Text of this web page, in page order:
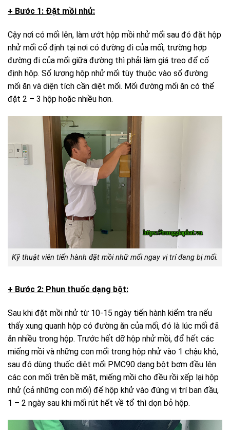
+ Bước 1: Đặt mồi nhử:
Cậy nơi có mối lên, làm ướt hộp mồi nhử mối sau đó đặt hộp
nhử mối cố định tại nơi có đường đi của mối, trường hợp
đường đi của mối giữa đường thì phải làm giá treo để cố
định hộp. Số lượng hộp nhử mối tùy thuộc vào số đường
mối ăn và diện tích cần diệt mối. Mối đường mối ăn có thể
đặt 2 – 3 hộp hoặc nhiều hơn.
Kỹ thuật viên tiến hành đặt mồi nhữ mối ngay vị trí đang bị mối.
+ Bước 2: Phun thuốc dạng bột:
Sau khi đặt mồi nhử từ 10-15 ngày tiến hành kiểm tra nếu
thấy xung quanh hộp có đường ăn của mối, đó là lúc mối đã
ăn nhiều trong hộp. Trước hết dỡ hộp nhử mồi, đổ hết các
miếng mồi và những con mối trong hộp nhử vào 1 chậu khô,
sau đó dùng thuốc diệt mối PMC90 dạng bột bơm đều lên
các con mối trên bề mặt, miếng mồi cho đều rồi xếp lại hộp
nhử (cả những con mối) để hộp khử vào đúng vị trí ban đầu,
1 – 2 ngày sau khi mối rút hết về tổ thì dọn bỏ hộp.